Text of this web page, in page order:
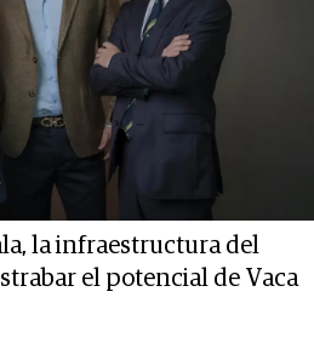
la infraestructura del
el potencial de Vaca